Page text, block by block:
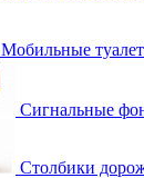
Мобильные
Сигнальные
Столбики